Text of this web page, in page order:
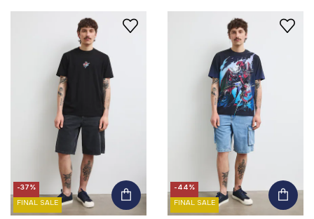
-37%
FINAL SALE
-44%
FINAL SALE